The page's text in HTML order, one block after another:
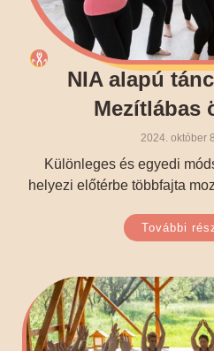
NIA alapú
Mezítlábas
2024. október
Különleges és egyedi
helyezi előtérbe többfajta
További